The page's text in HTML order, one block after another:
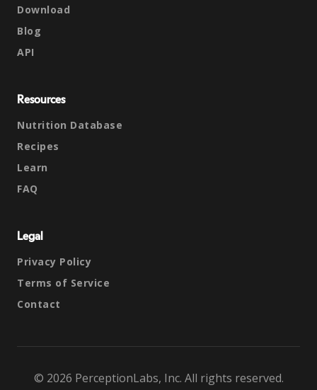
Download
Blog
API
Resources
Nutrition Database
Recipes
Learn
FAQ
Legal
Privacy Policy
Terms of Service
Contact
© 2026 PerceptionLabs, Inc. All rights reserved.